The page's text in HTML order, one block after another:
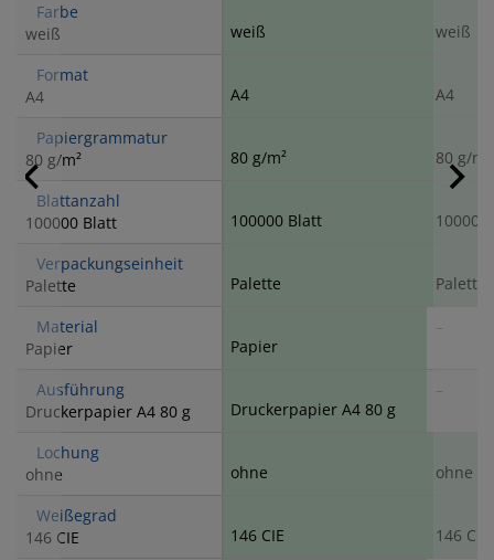
Farbe
weiß
weiß weiß
Format
A4
A4 A4
Papiergrammatur
80 g/m²
80 g/m² 80 g/m²
Blattanzahl
100000 Blatt
100000 Blatt
Verpackungseinheit
Palette
Palette Palette
Material
Papier
Papier
–
Ausführung
Druckerpapier A4 80 g
Druckerpapier A4 80 g
–
Lochung
ohne
ohne ohne
Weißegrad
146 CIE
146 CIE 146 CIE